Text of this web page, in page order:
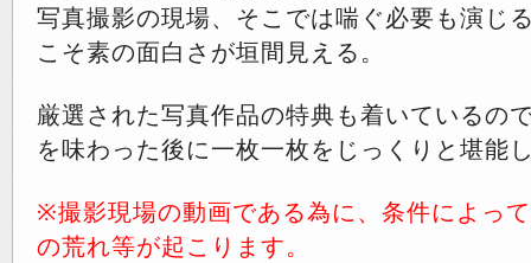
写真撮影の現場、そこでは喘ぐ必要も演じ
こそ素の面白さが垣間見える。
厳選された写真作品の特典も着いているの
を味わった後に一枚一枚をじっくりと堪能
※撮影現場の動画である為に、条件によっ
の荒れ等が起こります。